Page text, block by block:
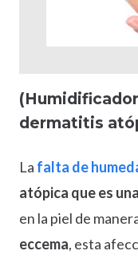
dermatitis
La falta de
atópica que es
en la piel de
eccema, esta